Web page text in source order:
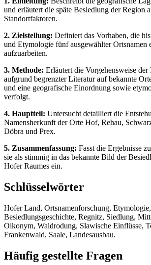
und erläutert die späte Besiedlung der Region
Standortfaktoren.
2. Zielstellung: Definiert das Vorhaben, die
und Etymologie fünf ausgewählter Ortsnamen
aufzuarbeiten.
3. Methode: Erläutert die Vorgehensweise der
aufgrund begrenzter Literatur auf bekannte
und eine geografische Einordnung sowie
verfolgt.
4. Hauptteil: Untersucht detailliert die
Namensherkunft der Orte Hof, Rehau,
Döbra und Prex.
5. Zusammenfassung: Fasst die Ergebnisse
sie als stimmig in das bekannte Bild der
Hofer Raumes ein.
Schlüsselwörter
Hofer Land, Ortsnamenforschung, Etymologie,
Besiedlungsgeschichte, Regnitz, Siedlung,
Oikonym, Waldrodung, Slawische Einflüsse,
Frankenwald, Saale, Landesausbau.
Häufig gestellte Fragen